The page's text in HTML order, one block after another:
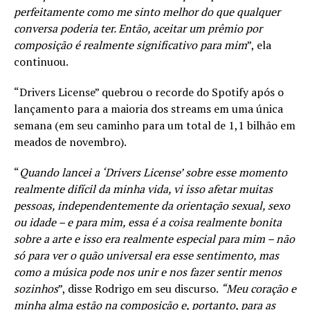
perfeitamente como me sinto melhor do que qualquer
conversa poderia ter. Então, aceitar um prêmio por
composição é realmente significativo para mim”, ela
continuou.
“Drivers License” quebrou o recorde do Spotify após o
lançamento para a maioria dos streams em uma única
semana (em seu caminho para um total de 1,1 bilhão em
meados de novembro).
“Quando lancei a ‘Drivers License’ sobre esse momento
realmente difícil da minha vida, vi isso afetar muitas
pessoas, independentemente da orientação sexual, sexo
ou idade – e para mim, essa é a coisa realmente bonita
sobre a arte e isso era realmente especial para mim – não
só para ver o quão universal era esse sentimento, mas
como a música pode nos unir e nos fazer sentir menos
sozinhos”, disse Rodrigo em seu discurso. “Meu coração e
minha alma estão na composição e, portanto, para as